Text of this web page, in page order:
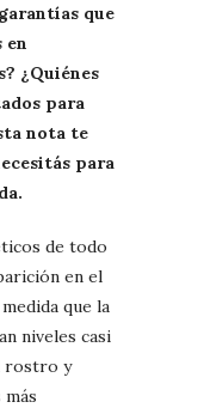
que
en
¿Quiénes
para
nota te
para
de todo
en el
que la
niveles casi
rostro y